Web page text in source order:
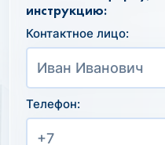
инструкцию:
Контактное лицо:
Телефон: